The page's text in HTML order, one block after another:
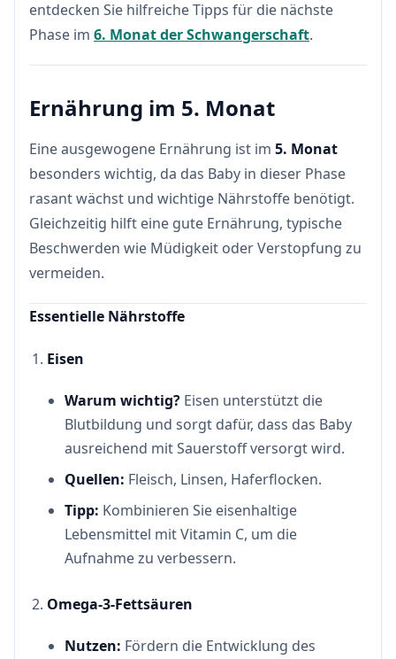
entdecken Sie hilfreiche Tipps für die nächste
Phase im 6. Monat der Schwangerschaft.
Ernährung im 5. Monat
Eine ausgewogene Ernährung ist im 5. Monat
besonders wichtig, da das Baby in dieser Phase
rasant wächst und wichtige Nährstoffe benötigt.
Gleichzeitig hilft eine gute Ernährung, typische
Beschwerden wie Müdigkeit oder Verstopfung zu
vermeiden.
Essentielle Nährstoffe
Eisen
Warum wichtig? Eisen unterstützt die
Blutbildung und sorgt dafür, dass das Baby
ausreichend mit Sauerstoff versorgt wird.
Quellen: Fleisch, Linsen, Haferflocken.
Tipp: Kombinieren Sie eisenhaltige
Lebensmittel mit Vitamin C, um die
Aufnahme zu verbessern.
Omega-3-Fettsäuren
Nutzen: Fördern die Entwicklung des